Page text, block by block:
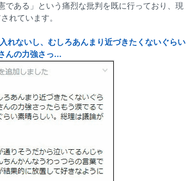
である」という痛烈な批判を既に行っており、現
れています。
れないし、むしろあんまり近づきたくないぐらい
んの力強さっ...